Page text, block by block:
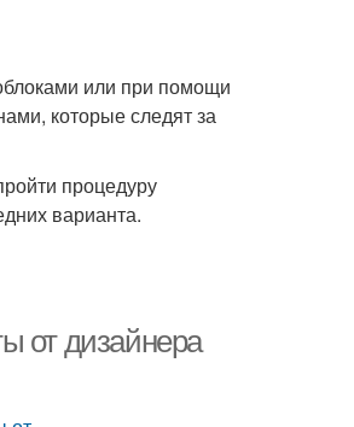
или при помощи
которые следят за
процедуру
варианта.
от дизайнера